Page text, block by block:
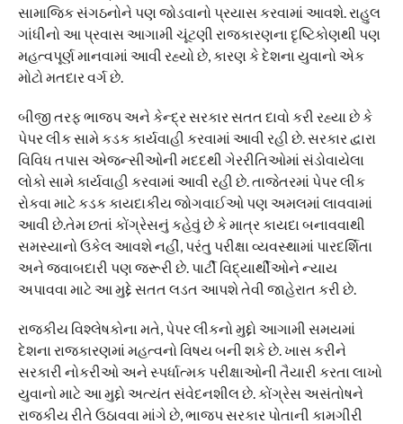
સામાજિક સંગઠનોને પણ જોડવાનો પ્રયાસ કરવામાં આવશે. રાહુલ
ગાંધીનો આ પ્રવાસ આગામી ચૂંટણી રાજકારણના દૃષ્ટિકોણથી પણ
મહત્વપૂર્ણ માનવામાં આવી રહ્યો છે, કારણ કે દેશના યુવાનો એક
મોટો મતદાર વર્ગ છે.
બીજી તરફ ભાજપ અને કેન્દ્ર સરકાર સતત દાવો કરી રહ્યા છે કે
પેપર લીક સામે કડક કાર્યવાહી કરવામાં આવી રહી છે. સરકાર દ્વારા
વિવિધ તપાસ એજન્સીઓની મદદથી ગેરરીતિઓમાં સંડોવાયેલા
લોકો સામે કાર્યવાહી કરવામાં આવી રહી છે. તાજેતરમાં પેપર લીક
રોકવા માટે કડક કાયદાકીય જોગવાઈઓ પણ અમલમાં લાવવામાં
આવી છે.તેમ છતાં કોંગ્રેસનું કહેવું છે કે માત્ર કાયદા બનાવવાથી
સમસ્યાનો ઉકેલ આવશે નહીં, પરંતુ પરીક્ષા વ્યવસ્થામાં પારદર્શિતા
અને જવાબદારી પણ જરૂરી છે. પાર્ટી વિદ્યાર્થીઓને ન્યાય
અપાવવા માટે આ મુદ્દે સતત લડત આપશે તેવી જાહેરાત કરી છે.
રાજકીય વિશ્લેષકોના મતે, પેપર લીકનો મુદ્દો આગામી સમયમાં
દેશના રાજકારણમાં મહત્વનો વિષય બની શકે છે. ખાસ કરીને
સરકારી નોકરીઓ અને સ્પર્ધાત્મક પરીક્ષાઓની તૈયારી કરતા લાખો
યુવાનો માટે આ મુદ્દો અત્યંત સંવેદનશીલ છે. કોંગ્રેસ અસંતોષને
રાજકીય રીતે ઉઠાવવા માંગે છે, ભાજપ સરકાર પોતાની કામગીરી